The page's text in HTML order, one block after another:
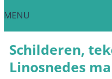
Schilderen,
Linosnedes